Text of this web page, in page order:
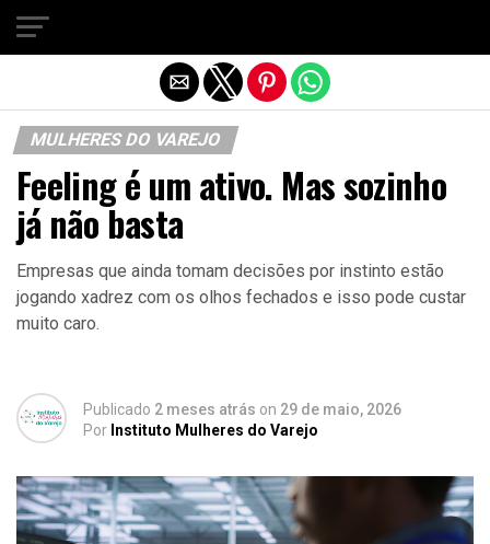
MULHERES DO VAREJO
Feeling é um ativo. Mas sozinho
já não basta
Empresas que ainda tomam decisões por instinto estão
jogando xadrez com os olhos fechados e isso pode custar
muito caro.
Publicado 2 meses atrás on 29 de maio, 2026
Por Instituto Mulheres do Varejo